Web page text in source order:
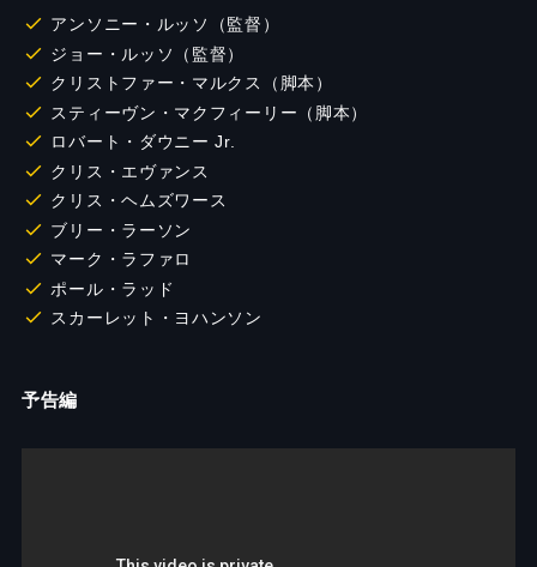
アンソニー・ルッソ（監督）
ジョー・ルッソ（監督）
クリストファー・マルクス（脚本）
スティーヴン・マクフィーリー（脚本）
ロバート・ダウニー Jr.
クリス・エヴァンス
クリス・ヘムズワース
ブリー・ラーソン
マーク・ラファロ
ポール・ラッド
スカーレット・ヨハンソン
予告編